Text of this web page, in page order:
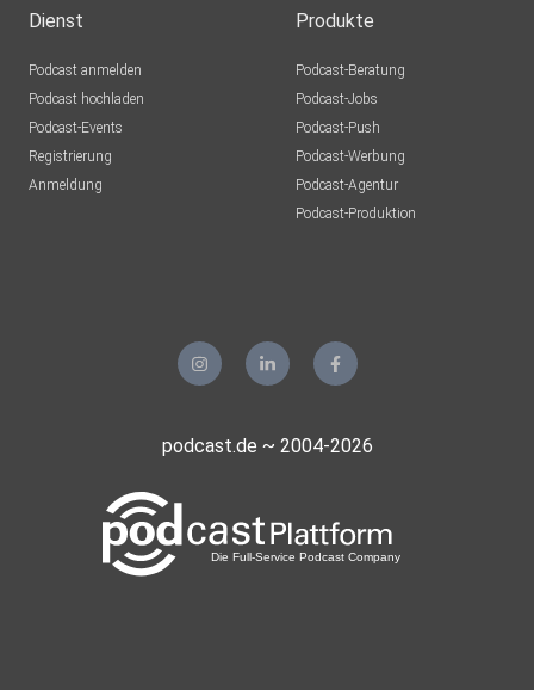
Dienst
Podcast anmelden
Podcast hochladen
Podcast-Events
Registrierung
Anmeldung
Produkte
Podcast-Beratung
Podcast-Jobs
Podcast-Push
Podcast-Werbung
Podcast-Agentur
Podcast-Produktion
podcast.de ~ 2004-2026